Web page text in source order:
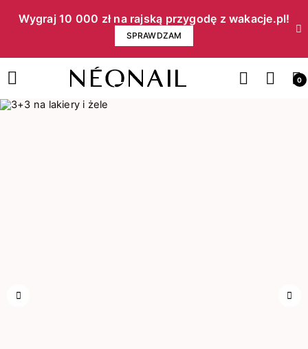
Wygraj 10 000 zł na rajską przygodę z wakacje.pl!​
SPRAWDZAM
0